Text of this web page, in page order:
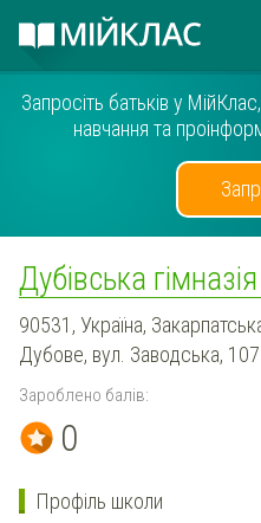
Запросіть батьків у
навчання та
Дубівська
90531, Україна,
Дубове, вул. Заводська, 107
Зароблено балів:
0
Профіль школи